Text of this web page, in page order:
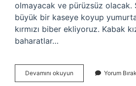
olmayacak ve pürüzsüz olacak.
büyük bir kaseye koyup
kırmızı biber ekliyoruz. Kabak
baharatlar…
Devamını okuyun
Mücvere
Yorum Bırak